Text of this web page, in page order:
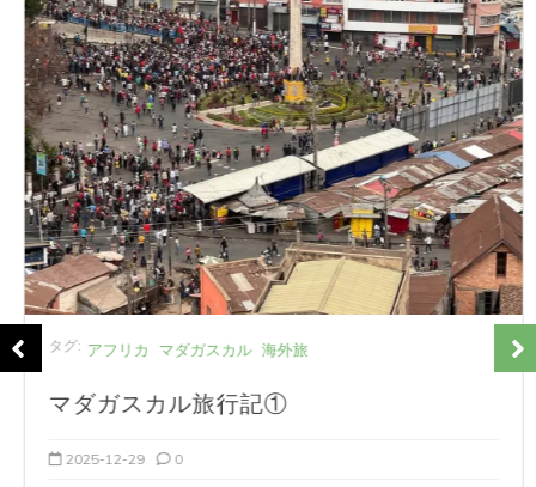
タグ: アフリカ マダガスカル 海外旅
マダガスカル旅行記①
2025-12-29 0